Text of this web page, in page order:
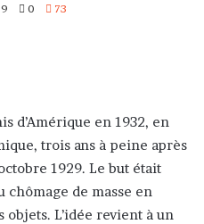
0 73
d’Amérique en 1932, en
trois ans à peine après
1929. Le but était
chômage de masse en
L’idée revient à un